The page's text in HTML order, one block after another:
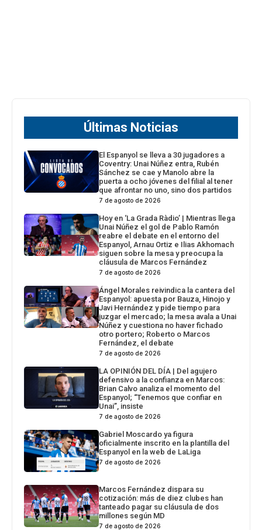
Últimas Noticias
El Espanyol se lleva a 30 jugadores a
Coventry: Unai Núñez entra, Rubén
Sánchez se cae y Manolo abre la
puerta a ocho jóvenes del filial al tener
que afrontar no uno, sino dos partidos
7 de agosto de 2026
Hoy en ‘La Grada Ràdio’ | Mientras llega
Unai Núñez el gol de Pablo Ramón
reabre el debate en el entorno del
Espanyol, Arnau Ortiz e Ilias Akhomach
siguen sobre la mesa y preocupa la
cláusula de Marcos Fernández
7 de agosto de 2026
Ángel Morales reivindica la cantera del
Espanyol: apuesta por Bauza, Hinojo y
Javi Hernández y pide tiempo para
juzgar el mercado; la mesa avala a Unai
Núñez y cuestiona no haver fichado
otro portero; Roberto o Marcos
Fernández, el debate
7 de agosto de 2026
LA OPINIÓN DEL DÍA | Del agujero
defensivo a la confianza en Marcos:
Brian Calvo analiza el momento del
Espanyol; “Tenemos que confiar en
Unai”, insiste
7 de agosto de 2026
Gabriel Moscardo ya figura
oficialmente inscrito en la plantilla del
Espanyol en la web de LaLiga
7 de agosto de 2026
Marcos Fernández dispara su
cotización: más de diez clubes han
tanteado pagar su cláusula de dos
millones según MD
7 de agosto de 2026